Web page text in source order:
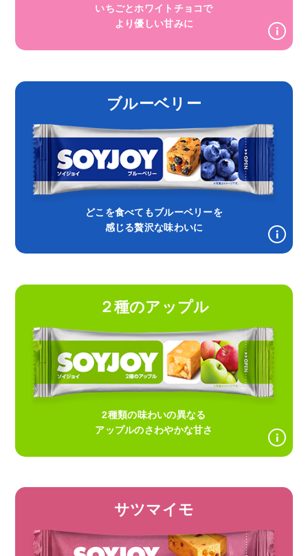
いちごとホワイトチョコで
より優しい甘みに
ブルーベリー
どこを食べてもブルーベリーを
感じる贅沢な味わいに
２種のアップル
2種類の味わいの異なる
アップルのさわやかな甘さ
サツマイモ